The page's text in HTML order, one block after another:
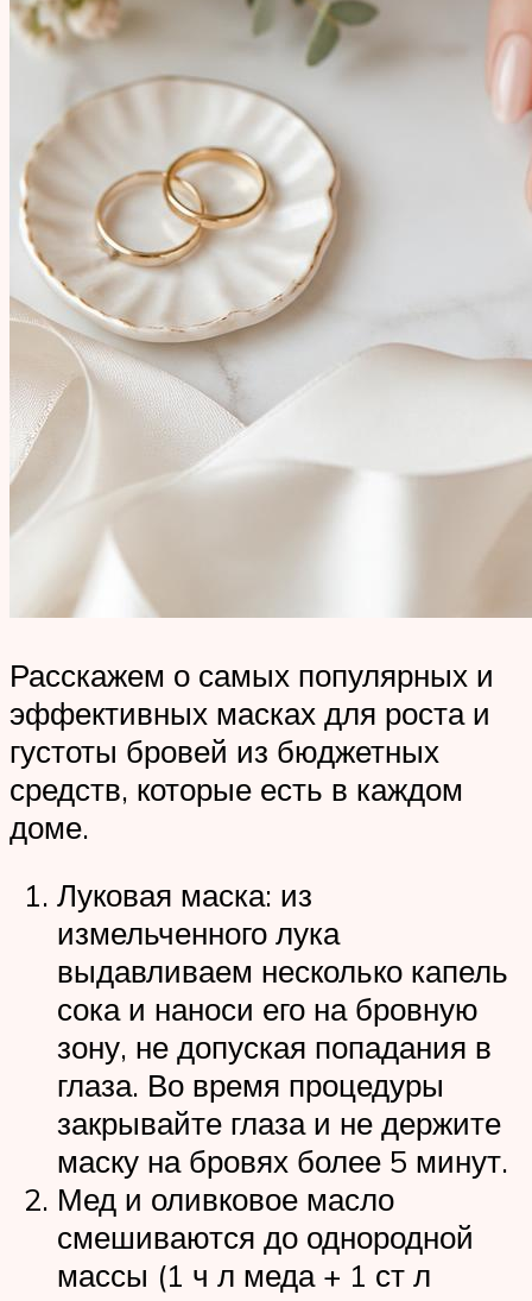
Расскажем о самых популярных и
эффективных масках для роста и
густоты бровей из бюджетных
средств, которые есть в каждом
доме.
Луковая маска: из
измельченного лука
выдавливаем несколько капель
сока и наноси его на бровную
зону, не допуская попадания в
глаза. Во время процедуры
закрывайте глаза и не держите
маску на бровях более 5 минут.
Мед и оливковое масло
смешиваются до однородной
массы (1 ч л меда + 1 ст л